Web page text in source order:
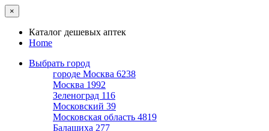
×
Каталог дешевых аптек
Home
Выбрать город
городе Москва 6238
Москва 1992
Зеленоград 116
Московский 39
Московская область 4819
Балашиха 277